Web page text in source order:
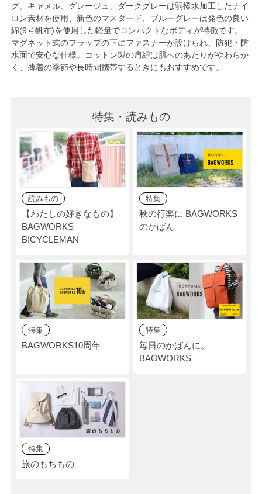
グ。キャメル、グレージュ、ダークグレーは弱撥水加工したナイ
ロン素材を使用、新色のマスタード、ブルーグレーは発色の良い
綿(9号帆布)を使用した軽量でコンパクトなボディが特徴です。
マグネット式のフラップの下にファスナーが設けられ、防犯・防
水面で安心な仕様。コットン製の肩紐は肌へのあたりがやわらか
く、薄着の季節や長時間携帯するときにもおすすめです。
特集・読みもの
読みもの
【わたしの好きなもの】
BAGWORKS
BICYCLEMAN
特集
秋の行楽に BAGWORKS
のかばん
特集
BAGWORKS10周年
特集
毎日のかばんに。
BAGWORKS
特集
旅のもちもの